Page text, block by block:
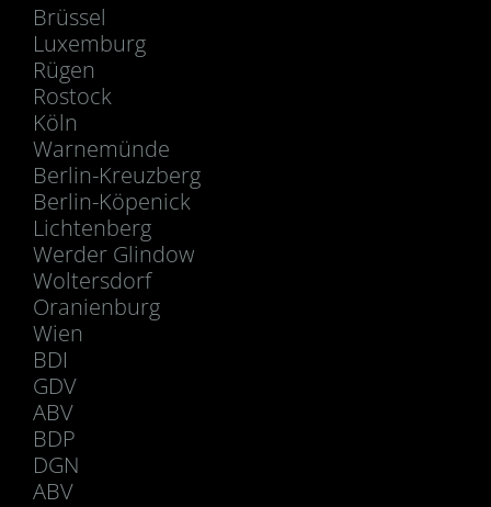
Brüssel
Luxemburg
Rügen
Rostock
Köln
Warnemünde
Berlin-Kreuzberg
Berlin-Köpenick
Lichtenberg
Werder Glindow
Woltersdorf
Oranienburg
Wien
BDI
GDV
ABV
BDP
DGN
ABV